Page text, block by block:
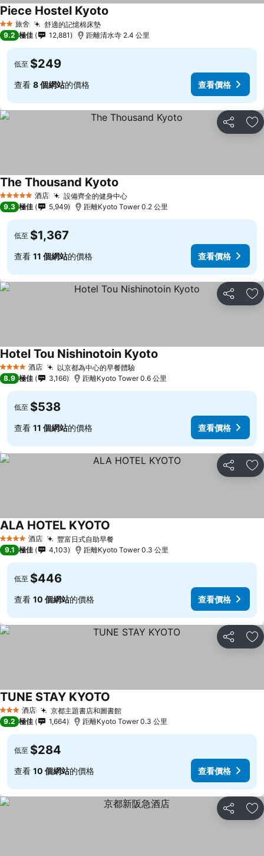
2 星級旅舍 舒適的記憶棉床墊
Piece Hostel Kyoto
9.2 極佳 12,881 距離清水寺 2.4 公里
低至 $249
查看 8 個網站的價格 查看價格
分享 放
5 星級 酒店 設備齊全的健身中心
The Thousand Kyoto
9.3 極佳 5,949 距離Kyoto Tower 0.2 公里
低至 $1,367
查看 11 個網站的價格 查看價格
分享 放
4 星級 酒店 以京都為中心的早餐體驗
Hotel Tou Nishinotoin Kyoto
8.9 極佳 3,166 距離Kyoto Tower 0.6 公里
低至 $538
查看 11 個網站的價格 查看價格
分享 放
4 星級 酒店 豐富日式自助早餐
ALA HOTEL KYOTO
9.1 極佳 4,103 距離Kyoto Tower 0.3 公里
低至 $446
查看 10 個網站的價格 查看價格
分享 放
3 星級 酒店 京都主題書店和圖書館
TUNE STAY KYOTO
9.2 極佳 1,664 距離Kyoto Tower 0.3 公里
低至 $284
查看 10 個網站的價格 查看價格
分享 放